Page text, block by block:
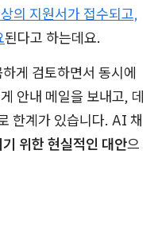
의 지원서가 접수되고,
된다고 하는데요.
게 검토하면서 동시에
안내 메일을 보내고, 데
한계가 있습니다. AI 채
위한 현실적인 대안으